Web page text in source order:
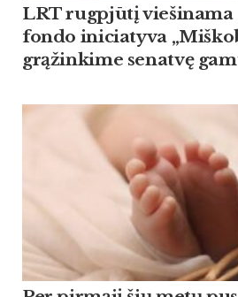
LRT rugpjūtį viešinama
fondo iniciatyva
grąžinkime senatvę